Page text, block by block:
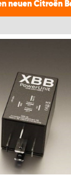
neuen Citroën